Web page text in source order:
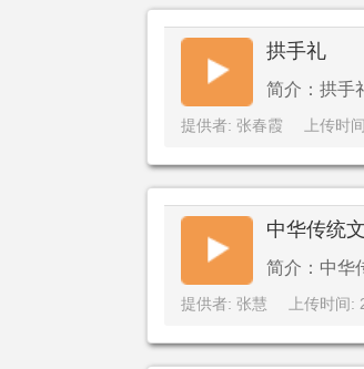
拱手礼
简介：拱手
提供者: 张春霞 上传时
中华传统
简介：中华
提供者: 张慧 上传时间